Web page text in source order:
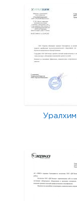
Уралхим